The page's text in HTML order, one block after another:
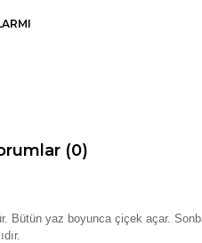
(0)
Bütün yaz boyunca çiçek açar.